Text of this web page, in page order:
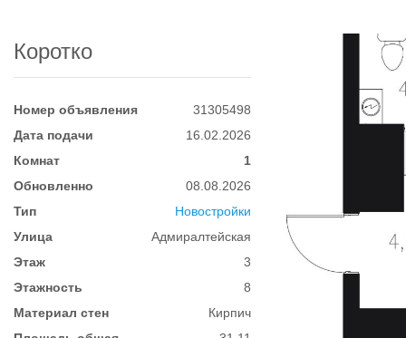
Коротко
Номер объявления
31305498
Дата подачи
16.02.2026
Комнат
1
Обновленно
08.08.2026
Тип
Новостройки
Улица
Адмиралтейская
Этаж
3
Этажность
8
Материал стен
Кирпич